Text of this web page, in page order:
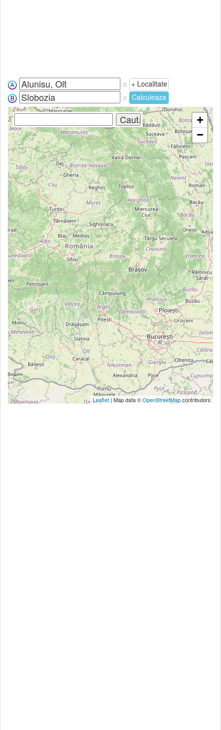
+ Localitate
Calculeaza
+
−
Leaflet| Map data ©OpenStreetMapcontributors